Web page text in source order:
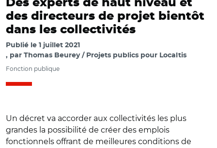
Des experts de haut niveau et
des directeurs de projet bientôt
dans les collectivités
Publié le 1 juillet 2021
par Thomas Beurey / Projets publics pour Localtis
Fonction publique
Un décret va accorder aux collectivités les plus
grandes la possibilité de créer des emplois
fonctionnels offrant de meilleures conditions de